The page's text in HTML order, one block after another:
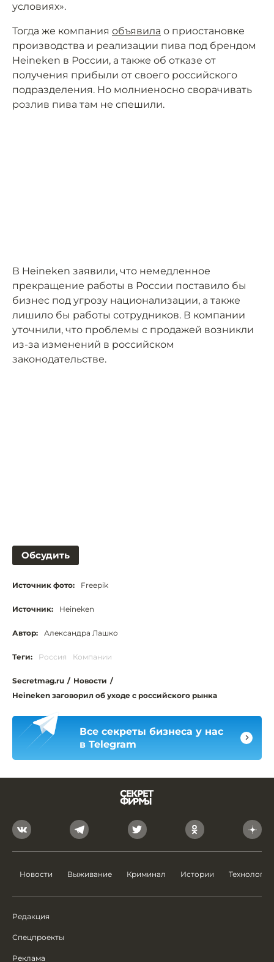
условиях».
Тогда же компания объявила о приостановке
производства и реализации пива под брендом
Heineken в России, а также об отказе от
получения прибыли от своего российского
подразделения. Но молниеносно сворачивать
розлив пива там не спешили.
В Heineken заявили, что немедленное
прекращение работы в России поставило бы
бизнес под угрозу национализации, а также
лишило бы работы сотрудников. В компании
уточнили, что проблемы с продажей возникли
из-за изменений в российском
законодательстве.
Обсудить
Источник фото: Freepik
Источник: Heineken
Автор: Александра Лашко
Теги: Россия Компании
Secretmag.ru / Новости /
Heineken заговорил об уходе с российского рынка
Все секреты бизнеса у нас
в Telegram
Новости Выживание Криминал Истории Технологии
Редакция
Спецпроекты
Реклама